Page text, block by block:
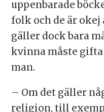
uppenbarade
folk och de är
gäller dock bara
kvinna måste
man.
– Om det gäller
religion, till